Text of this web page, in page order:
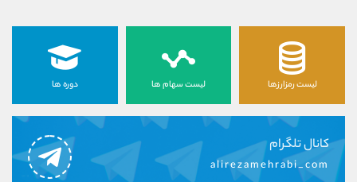
لیست رمزارزها لیست سهام ها دوره ها
کانال تلگرام
alirezamehrabi_com